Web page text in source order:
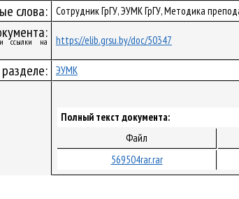
слова: Сотрудник ГрГУ, ЭУМК ГрГУ, Методика
и ссылки на https://elib.grsu.by/doc/50347
ЭУМК
Полный текст документа:
Файл
569504rar.rar